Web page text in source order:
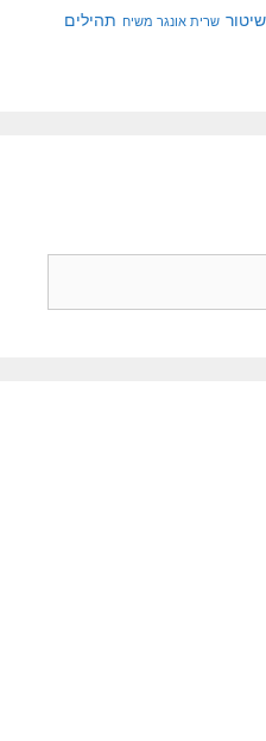
שיטור שרית אונגר משיח תהילים